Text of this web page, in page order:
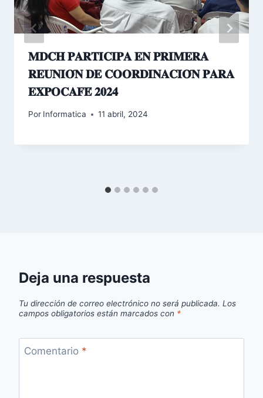
𝐌𝐃𝐂𝐇 𝐏𝐀𝐑𝐓𝐈𝐂𝐈𝐏𝐀 𝐄𝐍 𝐏𝐑𝐈𝐌𝐄𝐑𝐀
𝐑𝐄𝐔𝐍𝐈𝐎́𝐍 𝐃𝐄 𝐂𝐎𝐎𝐑𝐃𝐈𝐍𝐀𝐂𝐈𝐎́𝐍 𝐏𝐀𝐑𝐀
𝐄𝐗𝐏𝐎𝐂𝐀𝐅𝐄́ 𝟐𝟎𝟐𝟒
Por Informatica 11 abril, 2024
Deja una respuesta
Tu dirección de correo electrónico no será publicada. Los
campos obligatorios están marcados con *
Comentario *